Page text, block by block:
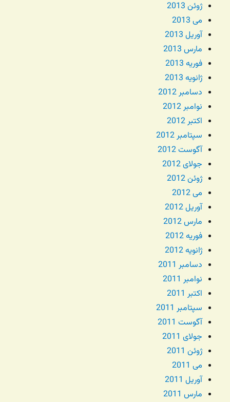
ژوئن 2013
می 2013
آوریل 2013
مارس 2013
فوریه 2013
ژانویه 2013
دسامبر 2012
نوامبر 2012
اکتبر 2012
سپتامبر 2012
آگوست 2012
جولای 2012
ژوئن 2012
می 2012
آوریل 2012
مارس 2012
فوریه 2012
ژانویه 2012
دسامبر 2011
نوامبر 2011
اکتبر 2011
سپتامبر 2011
آگوست 2011
جولای 2011
ژوئن 2011
می 2011
آوریل 2011
مارس 2011